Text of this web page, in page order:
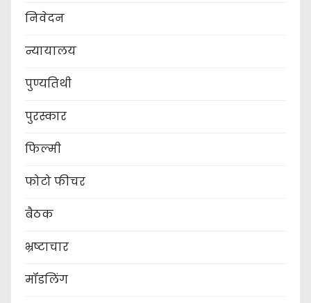
निवेदन
न्यायालय
पुण्यतिथी
पुरस्कार
फिल्मी
फोटो फीचर
बैठक
भ्रष्टाचार
मॉडलिंग